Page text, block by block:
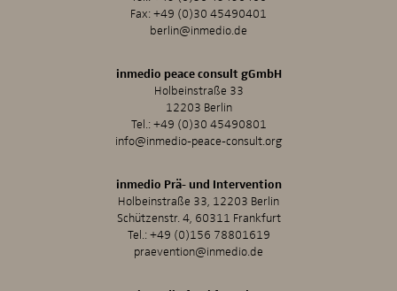
Fax: +49 (0)30 45490401
berlin@inmedio.de
inmedio peace consult gGmbH
Holbeinstraße 33
12203 Berlin
Tel.:+49 (0)30 45490801
info@inmedio-peace-consult.org
inmedio Prä- und Intervention
Holbeinstraße 33, 12203 Berlin
Schützenstr. 4, 60311 Frankfurt
Tel.:+49 (0)156 78801619
praevention@inmedio.de